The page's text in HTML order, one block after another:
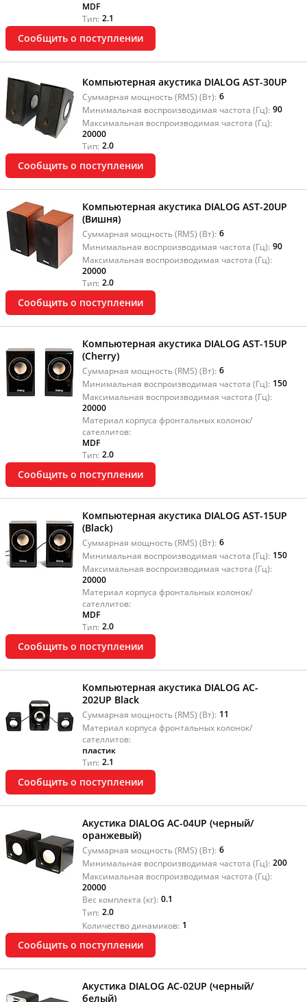
MDF
Тип: 2.1
Сообщить о поступлении
Компьютерная акустика DIALOG AST-30UP
Суммарная мощность (RMS) (Вт): 6
Минимальная воспроизводимая частота (Гц): 90
Максимальная воспроизводимая частота (Гц):
20000
Тип: 2.0
Сообщить о поступлении
Компьютерная акустика DIALOG AST-20UP
(Вишня)
Суммарная мощность (RMS) (Вт): 6
Минимальная воспроизводимая частота (Гц): 90
Максимальная воспроизводимая частота (Гц):
20000
Тип: 2.0
Сообщить о поступлении
Компьютерная акустика DIALOG AST-15UP
(Cherry)
Суммарная мощность (RMS) (Вт): 6
Минимальная воспроизводимая частота (Гц): 150
Максимальная воспроизводимая частота (Гц):
20000
Материал корпуса фронтальных колонок/
сателлитов:
MDF
Тип: 2.0
Сообщить о поступлении
Компьютерная акустика DIALOG AST-15UP
(Black)
Суммарная мощность (RMS) (Вт): 6
Минимальная воспроизводимая частота (Гц): 150
Максимальная воспроизводимая частота (Гц):
20000
Материал корпуса фронтальных колонок/
сателлитов:
MDF
Тип: 2.0
Сообщить о поступлении
Компьютерная акустика DIALOG AC-
202UP Black
Суммарная мощность (RMS) (Вт): 11
Материал корпуса фронтальных колонок/
сателлитов:
пластик
Тип: 2.1
Сообщить о поступлении
Акустика DIALOG AC-04UP (черный/
оранжевый)
Суммарная мощность (RMS) (Вт): 6
Минимальная воспроизводимая частота (Гц): 200
Максимальная воспроизводимая частота (Гц):
20000
Вес комплекта (кг): 0.1
Тип: 2.0
Количество динамиков: 1
Сообщить о поступлении
Акустика DIALOG AC-02UP (черный/
белый)